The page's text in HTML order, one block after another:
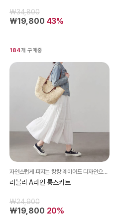
₩34,800
₩19,800 43%
184개 구매중
자연스럽게 퍼지는 캉캉 레이어드 디자인으로 러블리한 실루엣
러블리 A라인 롱스커트
₩24,900
₩19,800 20%